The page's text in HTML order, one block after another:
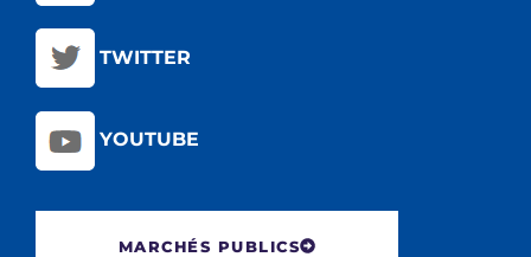
TWITTER
YOUTUBE
MARCHÉS PUBLICS